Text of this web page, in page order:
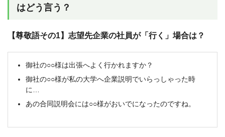
はどう言う？
【尊敬語その1】志望先企業の社員が「行く」場合は？
御社の○○様は出張へよく行かれますか？
御社の○○様が私の大学へ企業説明でいらっしゃった時
に…
あの合同説明会には○○様がおいでになったのですね。